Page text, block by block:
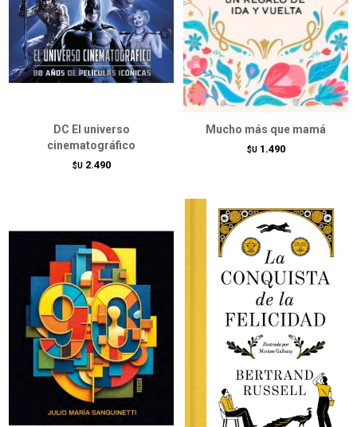
DC El universo
cinematográfico
$U 2.490
Mucho más que mamá
$U 1.490